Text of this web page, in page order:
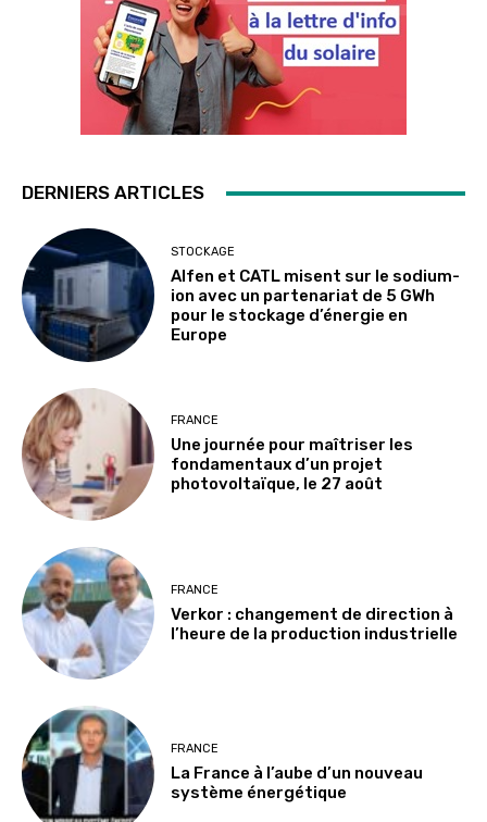
DERNIERS ARTICLES
STOCKAGE
Alfen et CATL misent sur le sodium-
ion avec un partenariat de 5 GWh
pour le stockage d’énergie en
Europe
FRANCE
Une journée pour maîtriser les
fondamentaux d’un projet
photovoltaïque, le 27 août
FRANCE
Verkor : changement de direction à
l’heure de la production industrielle
FRANCE
La France à l’aube d’un nouveau
système énergétique